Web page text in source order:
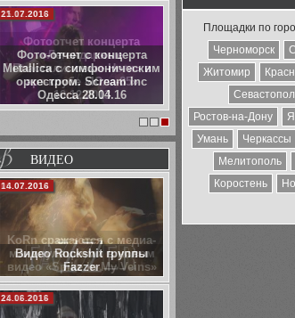
Фотоотчет концерта
«Легендарные
Пластилиновые Ноги» в
арт-клубе «Юла-85»
10.12.2013
15.12.2013
ВИДЕО
KoRn сражаются с медиа-
манипуляциями в новом
видео «Spike In My Veins»
06.02.2014
11.12.2013
Площадки по
Черноморск
Житомир
Ростов-на-Дону
Умань
Черкассы
Мелитополь
Коростень